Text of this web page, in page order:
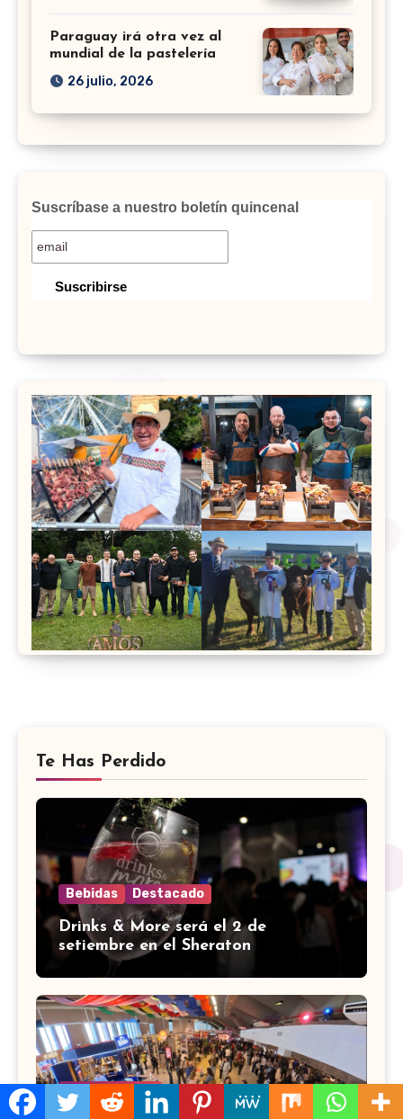
Paraguay irá otra vez al
mundial de la pastelería
26 julio, 2026
Suscríbase a nuestro boletín quincenal
Te Has Perdido
Bebidas Destacado
Drinks & More será el 2 de
setiembre en el Sheraton
Sin categoría